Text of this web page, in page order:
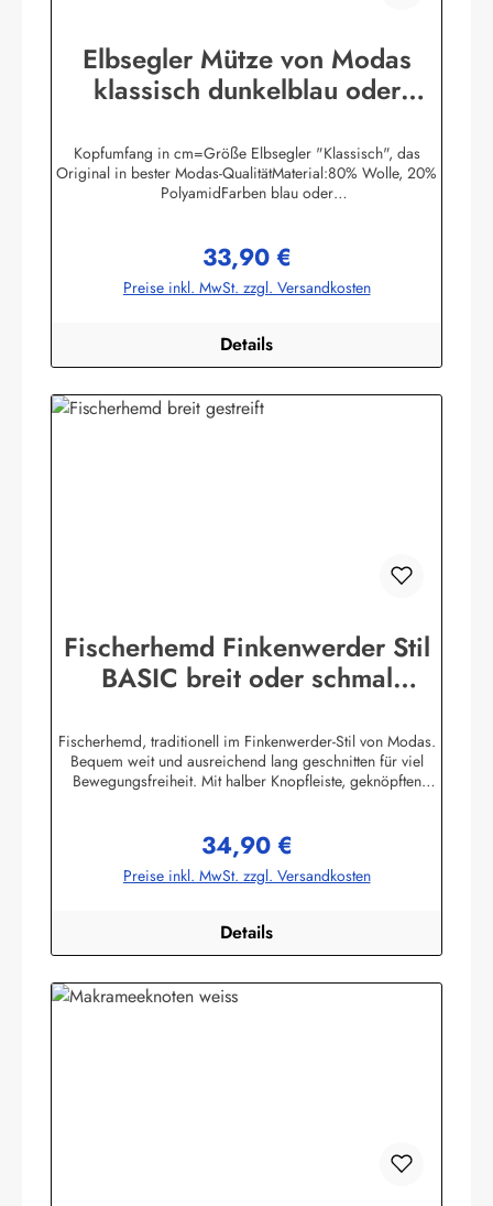
Elbsegler Mütze von Modas
klassisch dunkelblau oder
Kopfumfang in cm=Größe Elbsegler "Klassisch", das
Original in bester Modas-QualitätMaterial:80% Wolle, 20%
PolyamidFarben blau oder
bekleidung.de
Regulärer Preis:
33,90 €
Preise inkl. MwSt. zzgl. Versandkosten
Details
Fischerhemd Finkenwerder Stil
BASIC breit oder schmal
Fischerhemd, traditionell im Finkenwerder-Stil von Modas.
Bequem weit und ausreichend lang geschnitten für viel
Bewegungsfreiheit. Mit halber Knopfleiste, geknöpften
buntgewebt. (ca. 190 g/m²) Achtung! Die Hemden fallen
sehr groß aus. Bitte Größentabelle beachten. Die
Größentabelle finden Sie unter diesem Link oder bei den
GmbHHeglitzer Str. 1226409 Wittmundinfo@modas-
bekleidung.de
Regulärer Preis:
34,90 €
Preise inkl. MwSt. zzgl. Versandkosten
Details